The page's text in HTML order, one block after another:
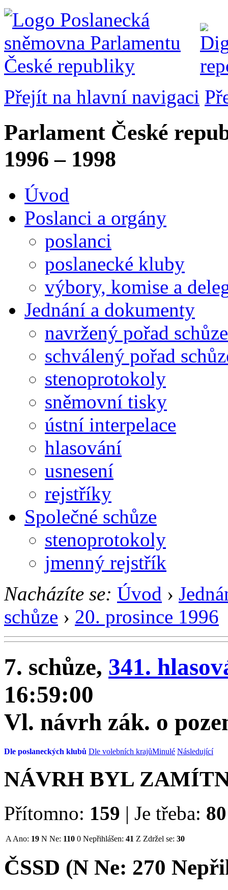
Přejít na hlavní navigaci
Parlament České
1996 – 1998
Úvod
Poslanci a orgány
poslanci
poslanecké kluby
výbory, komise a
Jednání a dokumenty
navržený pořad schůze
schválený pořad
stenoprotokoly
sněmovní tisky
ústní interpelace
hlasování
usnesení
rejstříky
Společné schůze
stenoprotokoly
jmenný rejstřík
Nacházíte se: Úvod ›
schůze › 20. prosince 1996
7. schůze, 341.
16:59:00
Vl. návrh zák. o
Dle poslaneckých klubů Dle volebních krajůMinulé Následující
NÁVRH BYL
Přítomno: 159 | Je třeba: 80
A Ano: 19 N Ne: 110 0 Nepřihlášen: 41 Z Zdržel se: 30
ČSSD (N Ne: 270